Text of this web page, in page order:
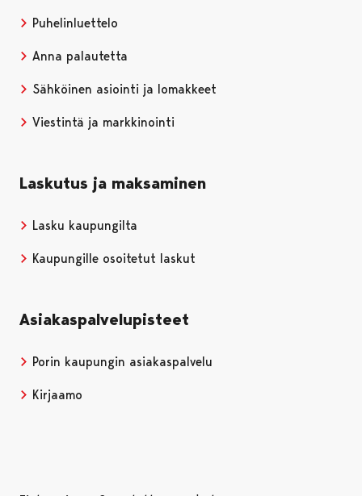
Puhelinluettelo
Anna palautetta
Sähköinen asiointi ja lomakkeet
Viestintä ja markkinointi
Laskutus ja maksaminen
Lasku kaupungilta
Kaupungille osoitetut laskut
Asiakaspalvelupisteet
Porin kaupungin asiakaspalvelu
Kirjaamo